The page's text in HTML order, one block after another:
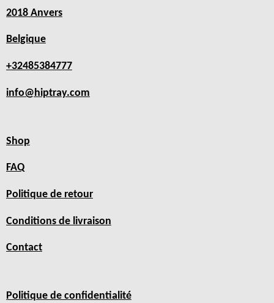
2018 Anvers
Belgique
+32485384777
info@hiptray.com
Shop
FAQ
Politique de retour
Conditions de livraison
Contact
Politique de confidentialité